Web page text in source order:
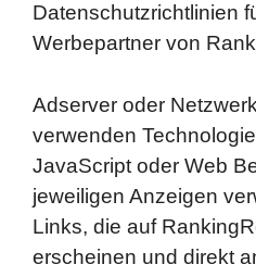
Datenschutzrichtlinien
Werbepartner von
Adserver oder
verwenden
JavaScript oder Web
jeweiligen Anzeigen
Links, die auf
erscheinen und direkt